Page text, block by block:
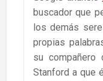
buscador que
los demás
propias
su
Stanford a que